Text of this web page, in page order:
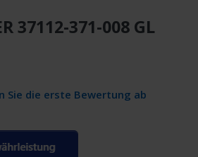
37112-371-008 GL
Sie die erste Bewertung ab